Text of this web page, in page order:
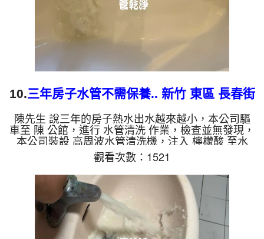
10.三年房子水管不需保養.. 新竹 東區 長春街
洗水管
陳先生 說三年的房子熱水出水越來越小，本公司驅
車至 陳 公館，進行 水管清洗 作業，檢查並無發現，
本公司裝設 高周波水管清洗機，注入 檸檬酸 至水
管，等了約15分，開啟 水管清洗機 ，啟動 螺旋波 模
式，一洗水管就流出泡沫髒水，髒水源源不絕，兩個
多小時後，出水量恢復了。 如是自來水，如水管老
化，會產生鐵鏽跟泥沙堆積，洗出來的水就會是咖啡
色，地下水含有氧化錳，管壁上會結成黑色管垢，洗
出來的水會跟石油一樣黑，有些洗出綠色的水，是因
為裡面有銅的物質，生鏽產生銅綠，如是藍色的水，
是因為水龍頭合金的...
觀看次數：1521